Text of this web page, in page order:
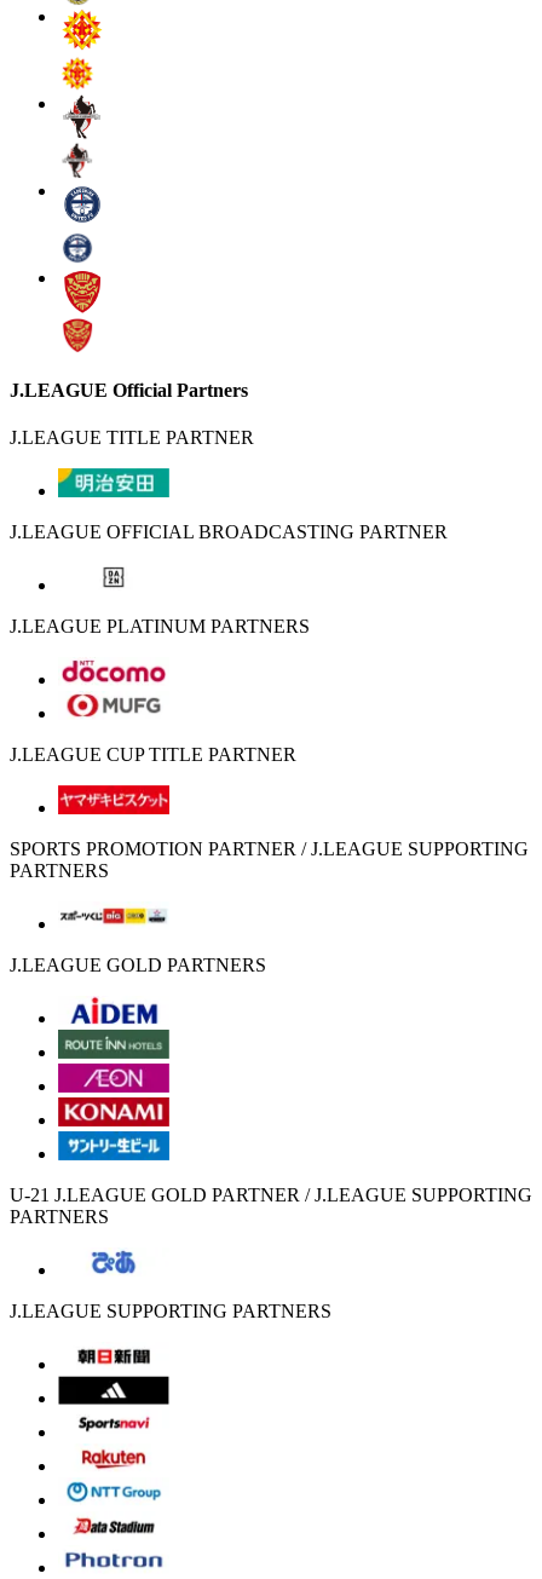
J.LEAGUE Official Partners
J.LEAGUE TITLE PARTNER
J.LEAGUE OFFICIAL BROADCASTING PARTNER
J.LEAGUE PLATINUM PARTNERS
J.LEAGUE CUP TITLE PARTNER
SPORTS PROMOTION PARTNER / J.LEAGUE SUPPORTING
PARTNERS
J.LEAGUE GOLD PARTNERS
U-21 J.LEAGUE GOLD PARTNER / J.LEAGUE SUPPORTING
PARTNERS
J.LEAGUE SUPPORTING PARTNERS